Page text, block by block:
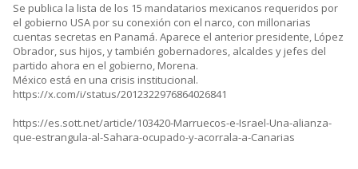
Se publica la lista de los 15 mandatarios mexicanos requeridos por
el gobierno USA por su conexión con el narco, con millonarias
cuentas secretas en Panamá. Aparece el anterior presidente, López
Obrador, sus hijos, y también gobernadores, alcaldes y jefes del
partido ahora en el gobierno, Morena.
México está en una crisis institucional.
https://x.com/i/status/2012322976864026841
https://es.sott.net/article/103420-Marruecos-e-Israel-Una-alianza-
que-estrangula-al-Sahara-ocupado-y-acorrala-a-Canarias